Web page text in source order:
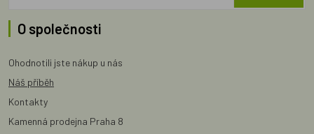
O společnosti
Ohodnotili jste nákup u nás
Náš příběh
Kontakty
Kamenná prodejna Praha 8